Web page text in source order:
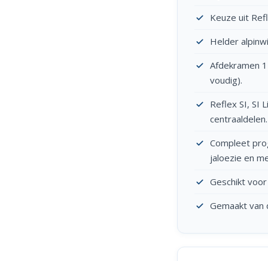
Keuze uit
Helder
Afdekramen
voudig).
Reflex SI, SI
centraaldelen.
Compleet
jaloezie en
Geschikt
Gemaakt